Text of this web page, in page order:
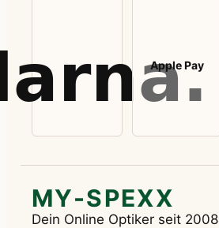
Apple Pay
MY-SPEXX
Dein Online Optiker seit 2008